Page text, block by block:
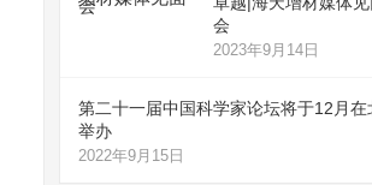
会
2023年9月14日
第二十一届中国科学家论坛将于12月在
举办
2022年9月15日